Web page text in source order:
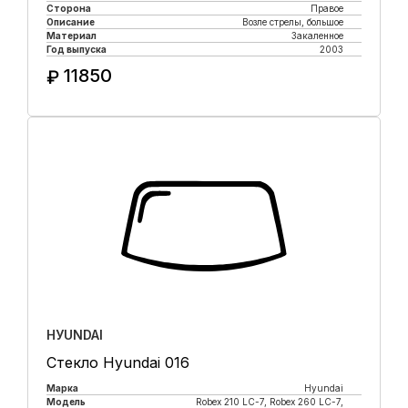
Сторона
Правое
Описание
Возле стрелы, большое
Материал
Закаленное
Год выпуска
2003
₽ 11850
HУUNDAI
Стекло Hyundai 016
Марка
Hyundai
Модель
Robex 210 LC-7, Robex 260 LC-7,